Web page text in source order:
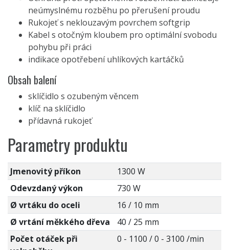
neúmyslnému rozběhu po přerušení proudu
Rukojeť s neklouzavým povrchem softgrip
Kabel s otočným kloubem pro optimální svobodu
pohybu při práci
indikace opotřebení uhlíkových kartáčků
Obsah balení
sklíčidlo s ozubeným věncem
klíč na sklíčidlo
přídavná rukojeť
Parametry produktu
Jmenovitý příkon
1300 W
Odevzdaný výkon
730 W
Ø vrtáku do oceli
16 / 10 mm
Ø vrtání měkkého dřeva
40 / 25 mm
Počet otáček při
0 - 1100 / 0 - 3100 /min